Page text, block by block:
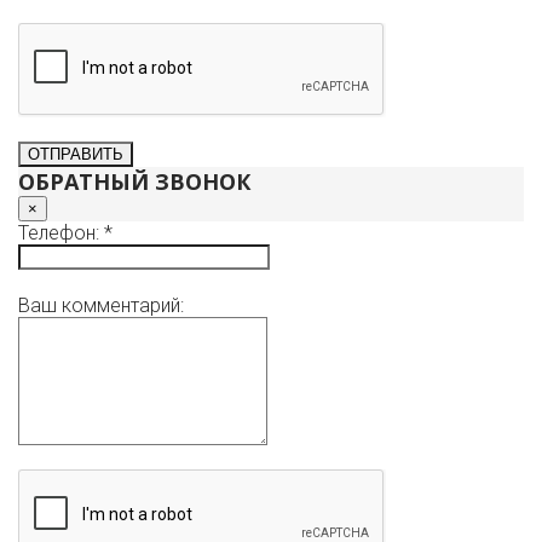
ОБРАТНЫЙ ЗВОНОК
×
Телефон: *
Ваш комментарий: